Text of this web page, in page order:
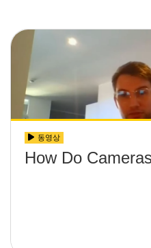
동영상
How Do